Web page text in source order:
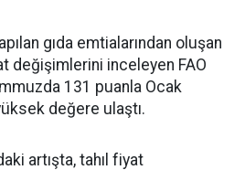
gıda emtialarından oluşan
değişimlerini inceleyen FAO
131 puanla Ocak
değere ulaştı.
artışta, tahıl fiyat